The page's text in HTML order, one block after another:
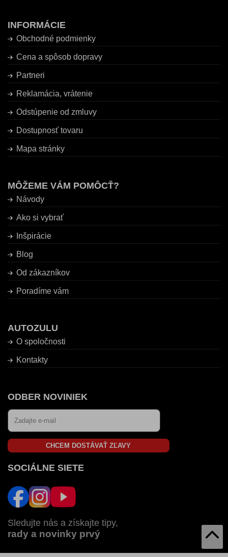
INFORMÁCIE
Obchodné podmienky
Cena a spôsob dopravy
Partneri
Reklamácia, vrátenie
Odstúpenie od zmluvy
Dostupnosť tovaru
Mapa stránky
MÔŽEME VÁM POMÔCŤ?
Návody
Ako si vybrať
Inšpirácie
Blog
Od zákazníkov
Poradíme vám
AUTOZULU
O spoločnosti
Kontakty
ODBER NOVINIEK
CHCEM DOSTÁVAŤ ZĽAVY
SOCIÁLNE SIETE
Sledujte nás a získajte tipy,
rady a novinky prvý